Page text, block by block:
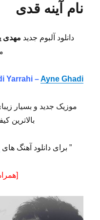
نام آینه قدی
دانلود آلبوم جدید مهدی
Yarrahi –Ayne Ghadi
موزیک جدید و بسیار
بالاترین
” برای دانلود آهنگ های